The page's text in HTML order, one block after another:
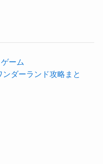
ーム
ダーランド攻略まと